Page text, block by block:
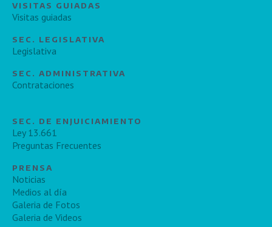
VISITAS GUIADAS
Visitas guiadas
SEC. LEGISLATIVA
Legislativa
SEC. ADMINISTRATIVA
Contrataciones
SEC. DE ENJUICIAMIENTO
Ley 13.661
Preguntas Frecuentes
PRENSA
Noticias
Medios al día
Galeria de Fotos
Galeria de Videos